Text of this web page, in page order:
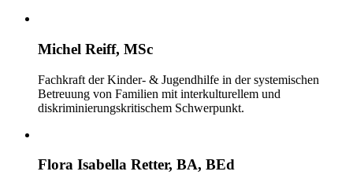
Michel Reiff, MSc
Fachkraft der Kinder- & Jugendhilfe in der systemischen
Betreuung von Familien mit interkulturellem und
diskriminierungskritischem Schwerpunkt.
Flora Isabella Retter, BA, BEd